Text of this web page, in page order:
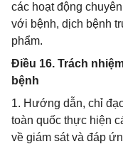
các hoạt động
với bệnh, dịch bệnh
phẩm.
Điều 16. Trách
bệnh
1. Hướng dẫn, chỉ
toàn quốc thực hiện
về giám sát và đáp